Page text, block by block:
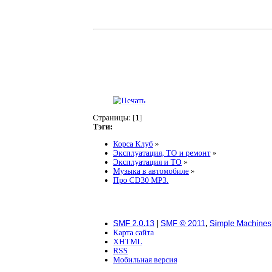
Страницы: [1]
Тэги:
Корса Клуб »
Эксплуатация, ТО и ремонт »
Эксплуатация и ТО »
Музыка в автомобиле »
Про CD30 MP3.
SMF 2.0.13 SMF © 2011, Simple Machines
Карта сайта
XHTML
RSS
Мобильная версия